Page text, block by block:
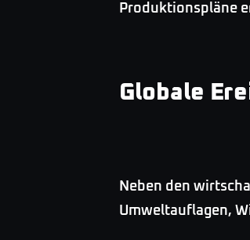
Produktionspläne
Globale
Neben den
Umweltauflagen,